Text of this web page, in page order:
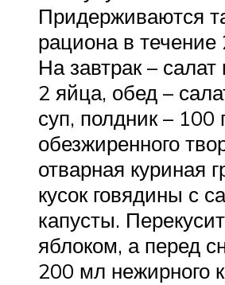
Придерживаются
рациона в течение
На завтрак –
2 яйца, обед –
суп, полдник – 100
обезжиренного
отварная куриная
кусок говядины с
капусты.
яблоком, а перед
200 мл нежирного